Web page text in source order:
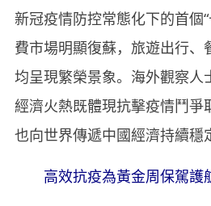
新冠疫情防控常態化下的首個
費市場明顯復蘇，旅遊出行、
均呈現繁榮景象。海外觀察人
經濟火熱既體現抗擊疫情鬥爭
也向世界傳遞中國經濟持續穩
高效抗疫為黃金周保駕護